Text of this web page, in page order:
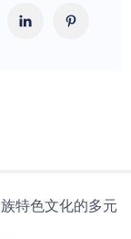
特色文化的多元